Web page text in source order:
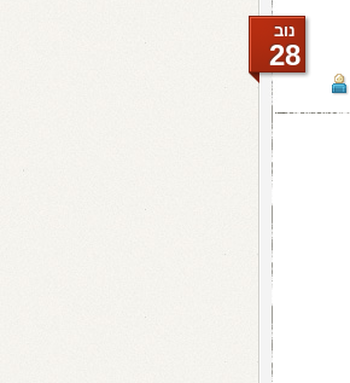
נוב
28